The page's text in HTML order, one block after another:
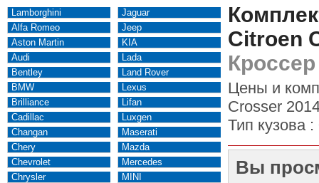
Lamborghini
Alfa Romeo
Aston Martin
Audi
Bentley
BMW
Brilliance
Cadillac
Changan
Chery
Chevrolet
Chrysler
Jaguar
Jeep
KIA
Lada
Land Rover
Lexus
Lifan
Luxgen
Maserati
Mazda
Mercedes
MINI
Citroen
Цены и
Crosser
Тип кузова :
Вы